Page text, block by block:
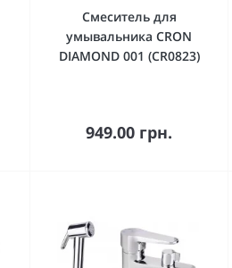
Смеситель для
умывальника CRON
DIAMOND 001 (CR0823)
949.00 грн.
В корзину